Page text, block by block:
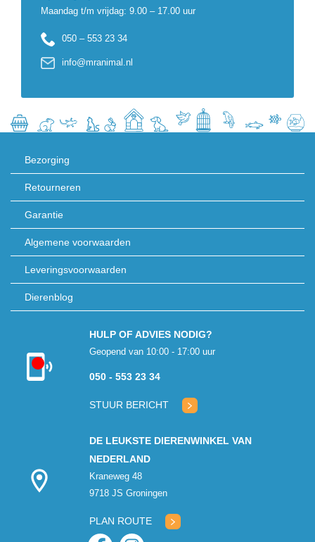
Maandag t/m vrijdag: 9.00 – 17.00 uur
050 – 553 23 34
info@mranimal.nl
Bezorging
Retourneren
Garantie
Algemene voorwaarden
Leveringsvoorwaarden
Dierenblog
Kon niet
verbinden met
HULP OF ADVIES NODIG?
Geopend van 10:00 - 17:00 uur
050 - 553 23 34
STUUR BERICHT
DE LEUKSTE DIERENWINKEL VAN
NEDERLAND
Kraneweg 48
9718 JS Groningen
PLAN ROUTE